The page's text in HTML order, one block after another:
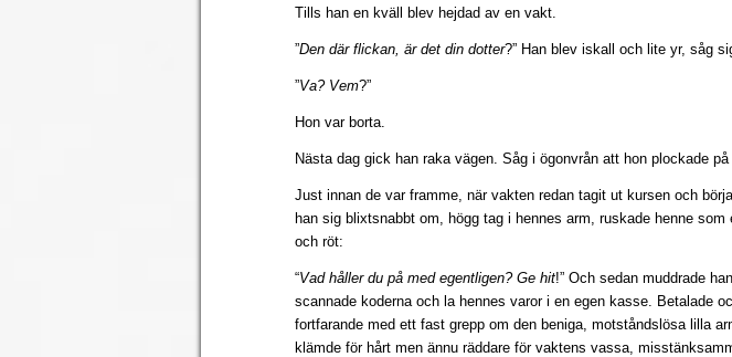
Tills han en kväll blev hejdad av en vakt.
”Den där flickan, är det din dotter?” Han blev iskall och lite yr, såg
”Va? Vem?”
Hon var borta.
Nästa dag gick han raka vägen. Såg i ögonvrån att hon plockade
Just innan de var framme, när vakten redan tagit ut kursen och
han sig blixtsnabbt om, högg tag i hennes arm, ruskade henne som
och röt:
“Vad håller du på med egentligen? Ge hit!” Och sedan muddrade
scannade koderna och la hennes varor i en egen kasse. Betalade
fortfarande med ett fast grepp om den beniga, motståndslösa lilla
klämde för hårt men ännu räddare för vaktens vassa,